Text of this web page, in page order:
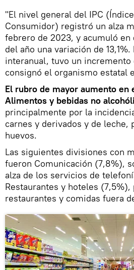
"El nivel general del IPC
Consumidor) registró un alza
febrero de 2023, y acumuló
del año una variación de
interanual, tuvo un incremento
consignó el organismo estatal
El rubro de mayor aumento en
Alimentos y bebidas no
principalmente por la
carnes y derivados y de leche,
huevos.
Las siguientes divisiones con
fueron Comunicación (7,8%),
alza de los servicios de
Restaurantes y hoteles (7,5%),
restaurantes y comidas fuera